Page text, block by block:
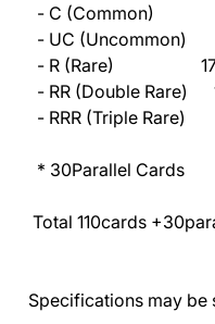
- C (Common)
- UC (Uncommon)
- R (Rare) 17
- RR (Double Rare)
- RRR (Triple
* 30Parallel Cards
Total 110cards
Specifications may be